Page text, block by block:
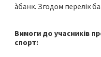
àбанк. Згодом перелік
Вимоги до учасників
спорт: